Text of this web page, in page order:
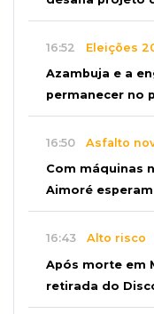
16:52 Eleições
Azambuja e a
permanecer no
16:50 Asfalto
Com máquinas
Aimoré
16:43 Alto risco
Após morte em
retirada do